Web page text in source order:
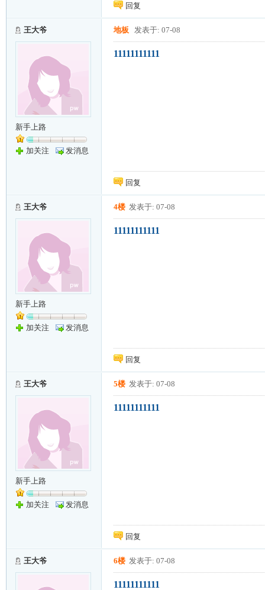
回复
王大爷
新手上路
加关注 发消息
地板 发表于: 07-08
11111111111
回复
王大爷
新手上路
加关注 发消息
4楼 发表于: 07-08
11111111111
回复
王大爷
新手上路
加关注 发消息
5楼 发表于: 07-08
11111111111
回复
王大爷 6楼 发表于: 07-08
11111111111